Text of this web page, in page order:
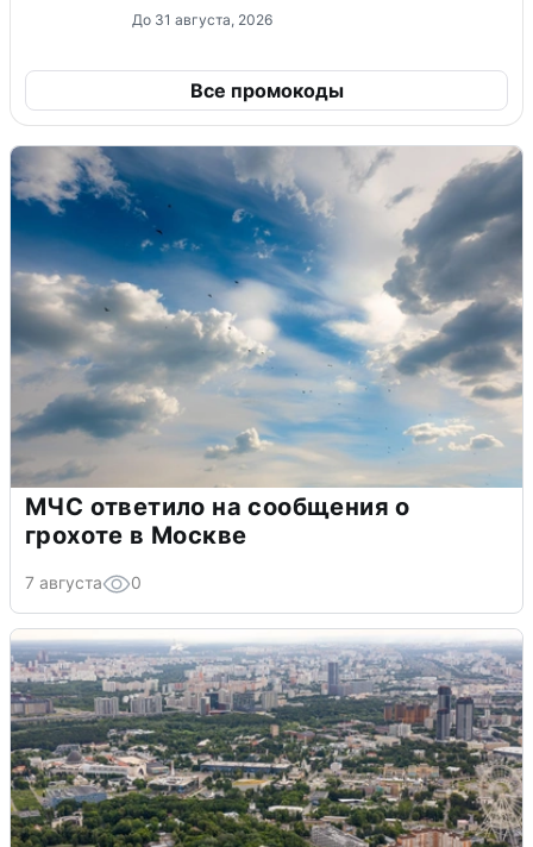
До 31 августа, 2026
Все промокоды
МЧС ответило на сообщения о
грохоте в Москве
7 августа 0